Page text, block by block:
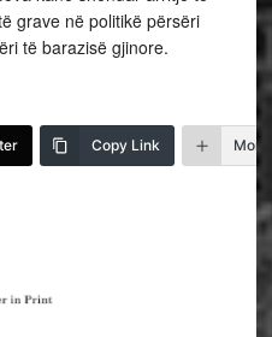
grave në politikë përsëri
të barazisë gjinore.
Copy Link More